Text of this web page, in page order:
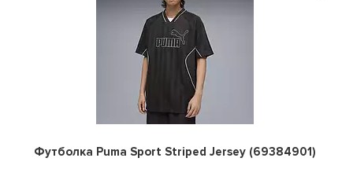
0
Футболка Puma Sport Striped Jersey (69384901)